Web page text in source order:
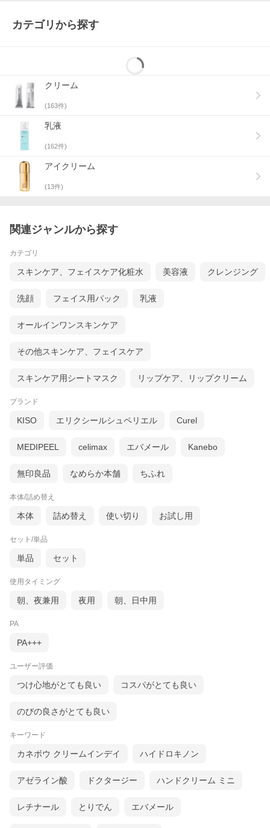
カテゴリから探す
クリーム
(163件)
乳液
(162件)
アイクリーム
(13件)
関連ジャンルから探す
カテゴリ
スキンケア、フェイスケア化粧水 美容液 クレンジング
洗顔 フェイス用パック 乳液
オールインワンスキンケア
その他スキンケア、フェイスケア
スキンケア用シートマスク リップケア、リップクリーム
ブランド
KISO エリクシールシュペリエル Curel
MEDIPEEL celimax エバメール Kanebo
無印良品 なめらか本舗 ちふれ
本体/詰め替え
本体 詰め替え 使い切り お試し用
セット/単品
単品 セット
使用タイミング
朝、夜兼用 夜用 朝、日中用
PA
PA+++
ユーザー評価
つけ心地がとても良い コスパがとても良い
のびの良さがとても良い
キーワード
カネボウ クリームインデイ ハイドロキノン
アゼライン酸 ドクタージー ハンドクリーム ミニ
レチナール とりでん エバメール